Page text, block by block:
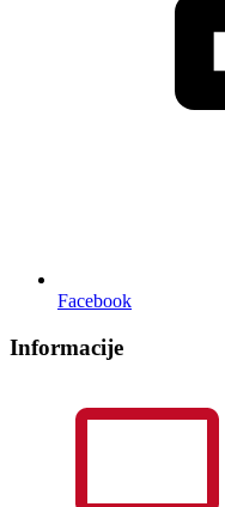
Facebook
Informacije